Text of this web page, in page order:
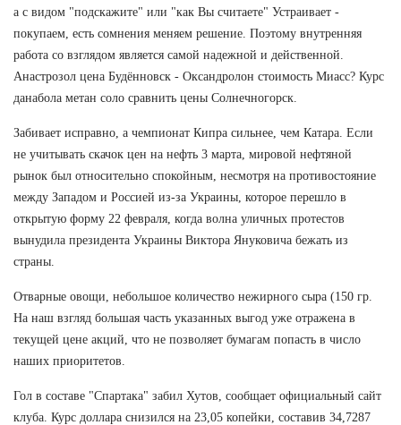
а с видом "подскажите" или "как Вы считаете" Устраивает -
покупаем, есть сомнения меняем решение. Поэтому внутренняя
работа со взглядом является самой надежной и действенной.
Анастрозол цена Будённовск - Оксандролон стоимость Миасс? Курс
данабола метан соло сравнить цены Солнечногорск.
Забивает исправно, а чемпионат Кипра сильнее, чем Катара. Если
не учитывать скачок цен на нефть 3 марта, мировой нефтяной
рынок был относительно спокойным, несмотря на противостояние
между Западом и Россией из-за Украины, которое перешло в
открытую форму 22 февраля, когда волна уличных протестов
вынудила президента Украины Виктора Януковича бежать из
страны.
Отварные овощи, небольшое количество нежирного сыра (150 гр.
На наш взгляд большая часть указанных выгод уже отражена в
текущей цене акций, что не позволяет бумагам попасть в число
наших приоритетов.
Гол в составе "Спартака" забил Хутов, сообщает официальный сайт
клуба. Курс доллара снизился на 23,05 копейки, составив 34,7287